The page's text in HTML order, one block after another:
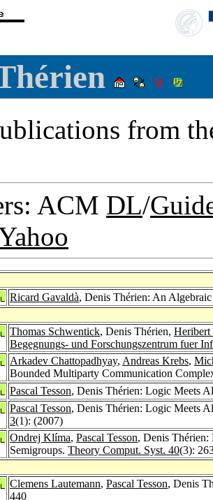
from
ACM DL/
Ricard Gavaldà, Denis Thérien: An
Thomas Schwentick, Denis Thérien, Heribert
Begegnungs- und Forschungszentrum fuer
Arkadev Chattopadhyay, Andreas Krebs,
Bounded Multiparty Communication
Pascal Tesson, Denis Thérien: Logic Meets
Pascal Tesson, Denis Thérien: Logic Meets
3(1): (2007)
Ondrej Klíma, Pascal Tesson, Denis
Semigroups. Theory Comput. Syst. 40(3):
Clemens Lautemann, Pascal Tesson, Denis
440